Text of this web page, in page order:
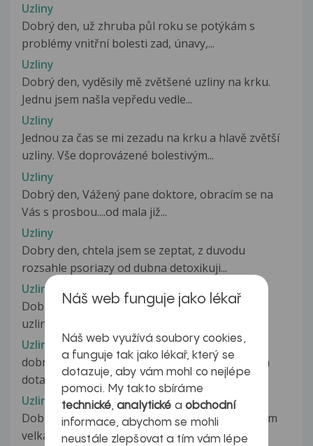
Uzliny
Dobrý den, už zhruba půl roku se potýkám s
problémy vnitřní bolesti zad, únavy,...
Uzliny
Dobrý den, vyděsily mě zvětšené uzliny na krku.
Jednu jsem našla vepředu vedle...
Uzliny
Jednou za čas se mi zezadu na krku a hlavě zvětší
uzliny. Vše doprovázené bolestivým...
Uzliny
Dobrý den, Vážený pane doktore, obracím se na
Vás s prosbou....od mala již...
Uzliny
Dobry den, chtela jsem se zeptat, z duvodu
rozsahle psoriazy od dubna detoxikuji...
Uzliny
Dobrý den, chci se zeptat, jak poznám zvětšené
uzliny na krku. Dosud jsem je...
Uzliny
dobry den uz jsem vam psala a mam jeste jeden
dotaz!kdyz v krku mam streptokoko...
Uzliny
Dobrý den, před 3 dny se mi se mi udělala celkem
velká boule (3-4cm) přímo na...
Náš web funguje jako lékař
Náš web využívá soubory cookies,
a funguje tak jako lékař, který se
dotazuje, aby vám mohl co nejlépe
pomoci. My takto sbíráme
technické,analytické a obchodní
informace, abychom se mohli
neustále zlepšovat a tím vám lépe